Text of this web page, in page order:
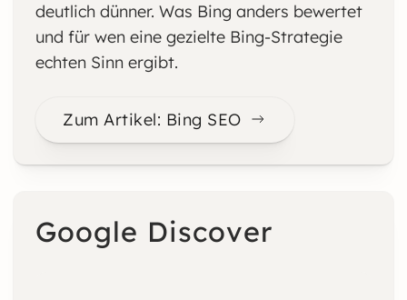
deutlich dünner. Was Bing anders bewertet
und für wen eine gezielte Bing-Strategie
echten Sinn ergibt.
Zum Artikel: Bing SEO
Google Discover